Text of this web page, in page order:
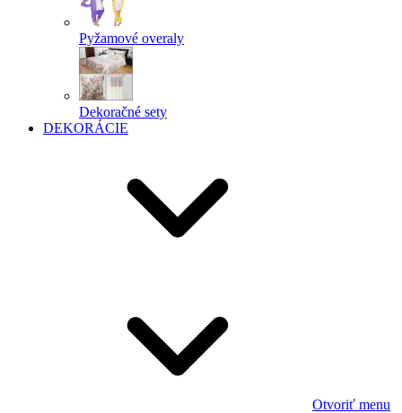
Pyžamové overaly
Dekoračné sety
DEKORÁCIE
Otvoriť menu